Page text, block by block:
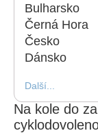
Bulharsko
Černá Hora
Česko
Dánsko
Další...
Na kole do